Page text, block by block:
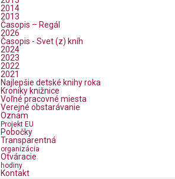
2014
2013
Časopis – Regál
2026
Časopis - Svet (z) kníh
2024
2023
2022
2021
Najlepšie detské knihy roka
Kroniky knižnice
Voľné pracovné miesta
Verejné obstarávanie
Oznam
Projekt EU
Pobočky
Transparentná
organizácia
Otváracie
hodiny
Kontakt